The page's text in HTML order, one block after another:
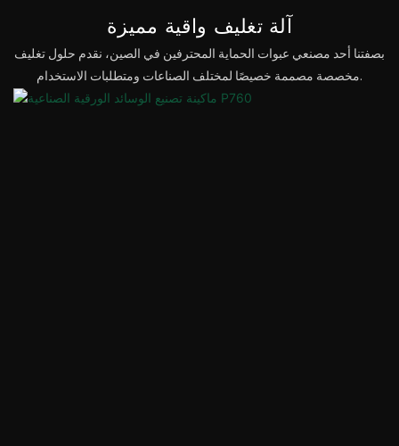
آلة تغليف واقية مميزة
بصفتنا أحد مصنعي عبوات الحماية المحترفين في الصين، نقدم حلول تغليف
مخصصة مصممة خصيصًا لمختلف الصناعات ومتطلبات الاستخدام.